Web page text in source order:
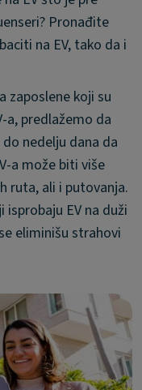
Pronađite
na EV, tako da i
zaposlene koji su
a, predlažemo da
nedelju dana da
a može biti više
ruta, ali i putovanja.
EV na duži
eliminišu strahovi